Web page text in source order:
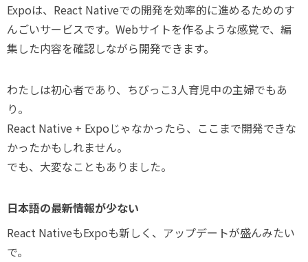
Expoは、React Nativeでの開発を効率的に進めるためのす
んごいサービスです。Webサイトを作るような感覚で、編
集した内容を確認しながら開発できます。
わたしは初心者であり、ちびっこ3人育児中の主婦でもあ
り。
React Native + Expoじゃなかったら、ここまで開発できな
かったかもしれません。
でも、大変なこともありました。
日本語の最新情報が少ない
React NativeもExpoも新しく、アップデートが盛んみたい
で。